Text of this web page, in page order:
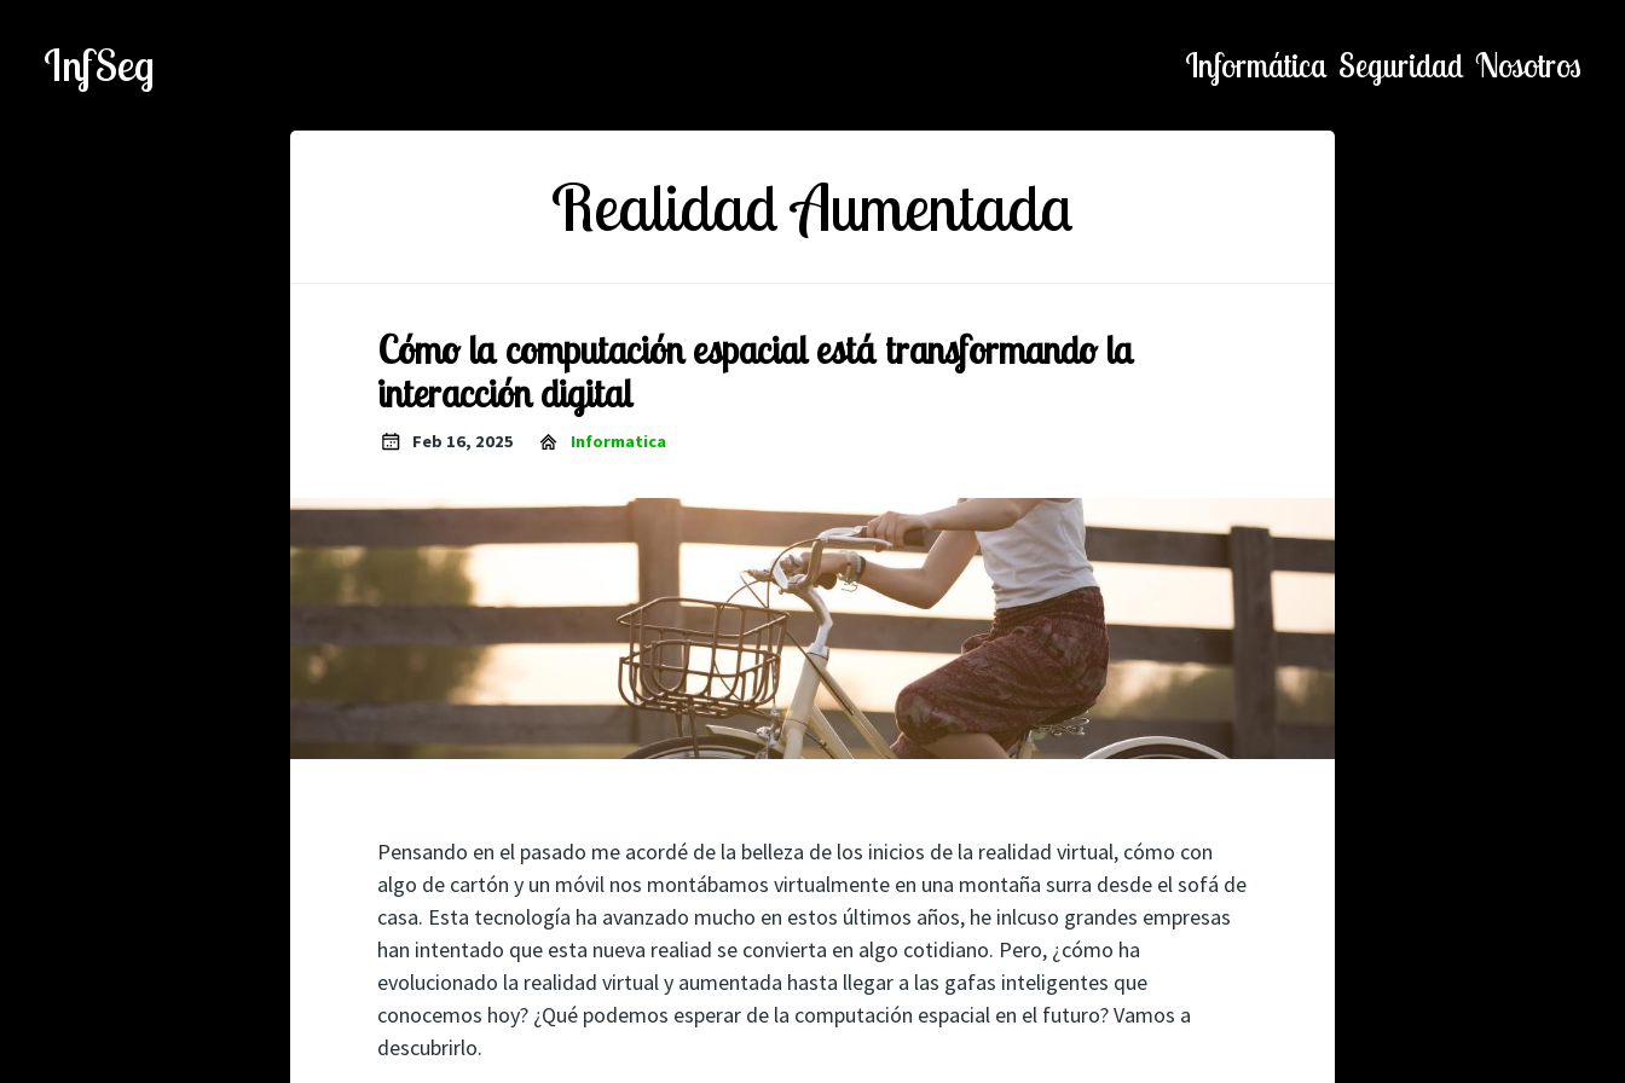
InfSeg Informática Seguridad Nosotros
Realidad Aumentada
Cómo la computación espacial está transformando la
interacción digital
Feb 16, 2025 Informatica
Pensando en el pasado me acordé de la belleza de los inicios de la realidad virtual, cómo con
algo de cartón y un móvil nos montábamos virtualmente en una montaña surra desde el sofá de
casa. Esta tecnología ha avanzado mucho en estos últimos años, he inlcuso grandes empresas
han intentado que esta nueva realiad se convierta en algo cotidiano. Pero, ¿cómo ha
evolucionado la realidad virtual y aumentada hasta llegar a las gafas inteligentes que
conocemos hoy? ¿Qué podemos esperar de la computación espacial en el futuro? Vamos a
descubrirlo.